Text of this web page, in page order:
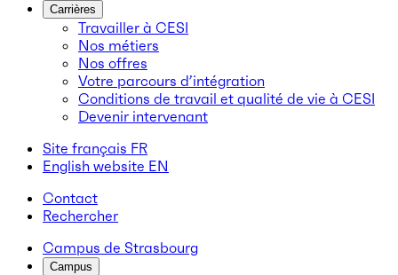
Carrières
Travailler à CESI
Nos métiers
Nos offres
Votre parcours d’intégration
Conditions de travail et qualité de vie à CESI
Devenir intervenant
Site français FR
English website EN
Contact
Rechercher
Campus de Strasbourg
Campus